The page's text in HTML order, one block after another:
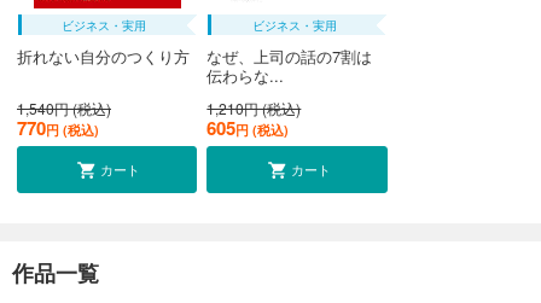
ビジネス・実用
折れない自分のつくり方
1,540円 (税込)
770円 (税込)
カート
ビジネス・実用
なぜ、上司の話の7割は
伝わらな...
1,210円 (税込)
605円 (税込)
カート
作品一覧